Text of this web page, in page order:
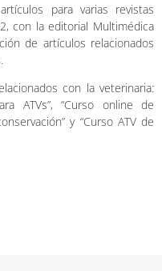
para varias revistas
con la editorial Multimédica
de artículos relacionados
con la veterinaria:
ATVs”, “Curso online de
y “Curso ATV de